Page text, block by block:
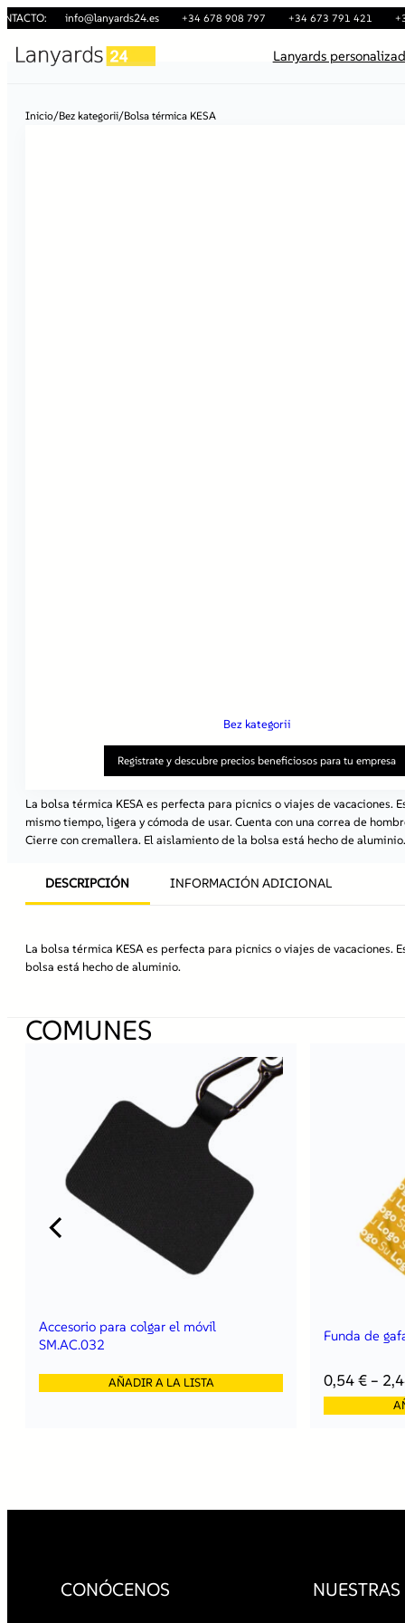
info@lanyards24.es +34 678 908 797 +34 673 791 421
Lanyards
Inicio/Bez kategorii/Bolsa térmica KESA
Bez kategorii
Registrate y descubre precios beneficiosos para tu empresa
La bolsa térmica KESA es perfecta para picnics o viajes de vacaciones.
mismo tiempo, ligera y cómoda de usar. Cuenta con una correa de
Cierre con cremallera. El aislamiento de la bolsa está hecho de aluminio.
DESCRIPCIÓN INFORMACIÓN ADICIONAL
La bolsa térmica KESA es perfecta para picnics o viajes de
bolsa está hecho de aluminio.
COMUNES
Accesorio para colgar el móvil
SM.AC.032
AÑADIR A LA LISTA
Funda de
0,54€ –
CONÓCENOS